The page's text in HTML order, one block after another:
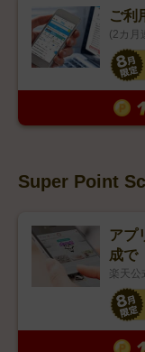
ご利
(2カ月
Super Point
アプ
成で
楽天公